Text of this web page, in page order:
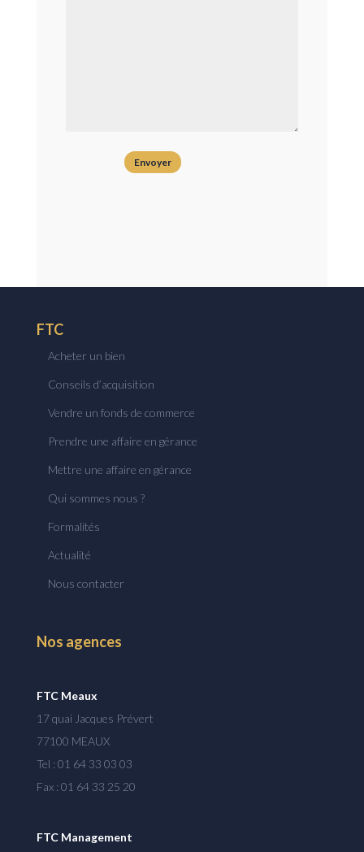
FTC
Acheter un bien
Conseils d’acquisition
Vendre un fonds de commerce
Prendre une affaire en gérance
Mettre une affaire en gérance
Qui sommes nous ?
Formalités
Actualité
Nous contacter
Nos agences
FTC Meaux
17 quai Jacques Prévert
77100 MEAUX
Tel : 01 64 33 03 03
Fax : 01 64 33 25 20
FTC Management